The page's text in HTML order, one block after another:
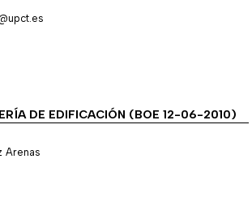
DE EDIFICACIÓN (BOE 12-06-2010)
Arenas